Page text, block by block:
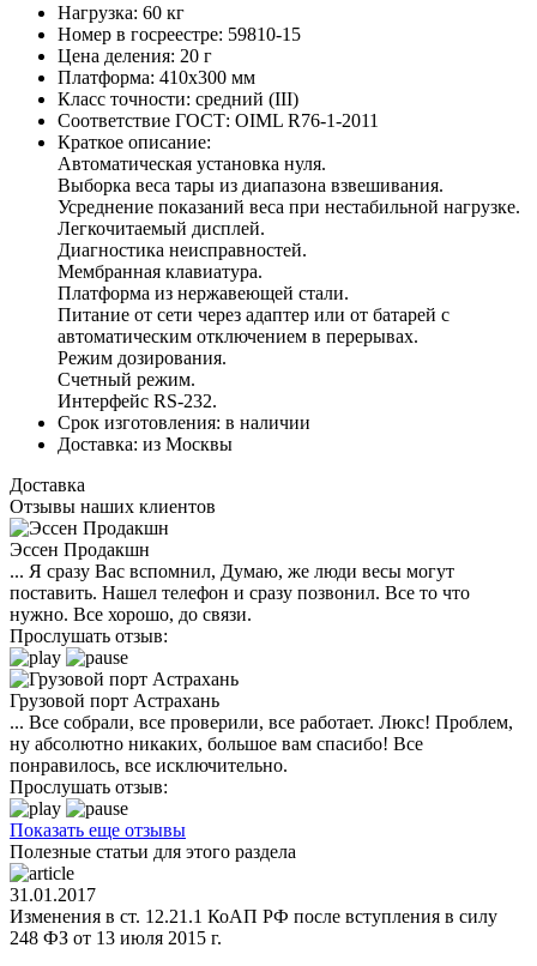
Нагрузка: 60 кг
Номер в госреестре: 59810-15
Цена деления: 20 г
Платформа: 410х300 мм
Класс точности: средний (III)
Соответствие ГОСТ: OIML R76-1-2011
Краткое описание:
Автоматическая установка нуля.
Выборка веса тары из диапазона взвешивания.
Усреднение показаний веса при нестабильной нагрузке.
Легкочитаемый дисплей.
Диагностика неисправностей.
Мембранная клавиатура.
Платформа из нержавеющей стали.
Питание от сети через адаптер или от батарей с
автоматическим отключением в перерывах.
Режим дозирования.
Счетный режим.
Интерфейс RS-232.
Срок изготовления: в наличии
Доставка: из Москвы
Доставка
Отзывы наших клиентов
Эссен Продакшн
... Я сразу Вас вспомнил, Думаю, же люди весы могут
поставить. Нашел телефон и сразу позвонил. Все то что
нужно. Все хорошо, до связи.
Прослушать отзыв:
Грузовой порт Астрахань
... Все собрали, все проверили, все работает. Люкс! Проблем,
ну абсолютно никаких, большое вам спасибо! Все
понравилось, все исключительно.
Прослушать отзыв:
Показать еще отзывы
Полезные статьи для этого раздела
31.01.2017
Изменения в ст. 12.21.1 КоАП РФ после вступления в силу
248 ФЗ от 13 июля 2015 г.